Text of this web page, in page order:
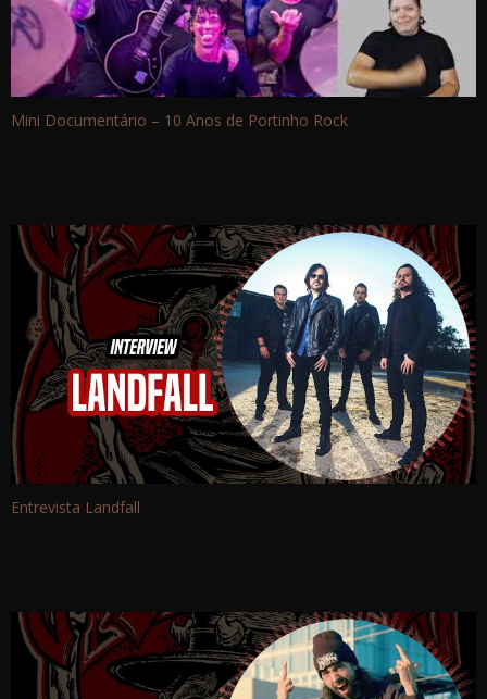
Mini Documentário – 10 Anos de Portinho Rock
Entrevista Landfall